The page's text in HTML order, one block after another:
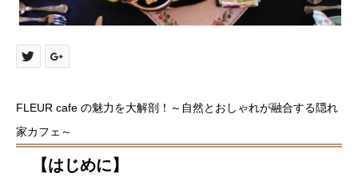
FLEUR cafe の魅力を大解剖！～自然とおしゃれが融合する隠れ
家カフェ～
【はじめに】